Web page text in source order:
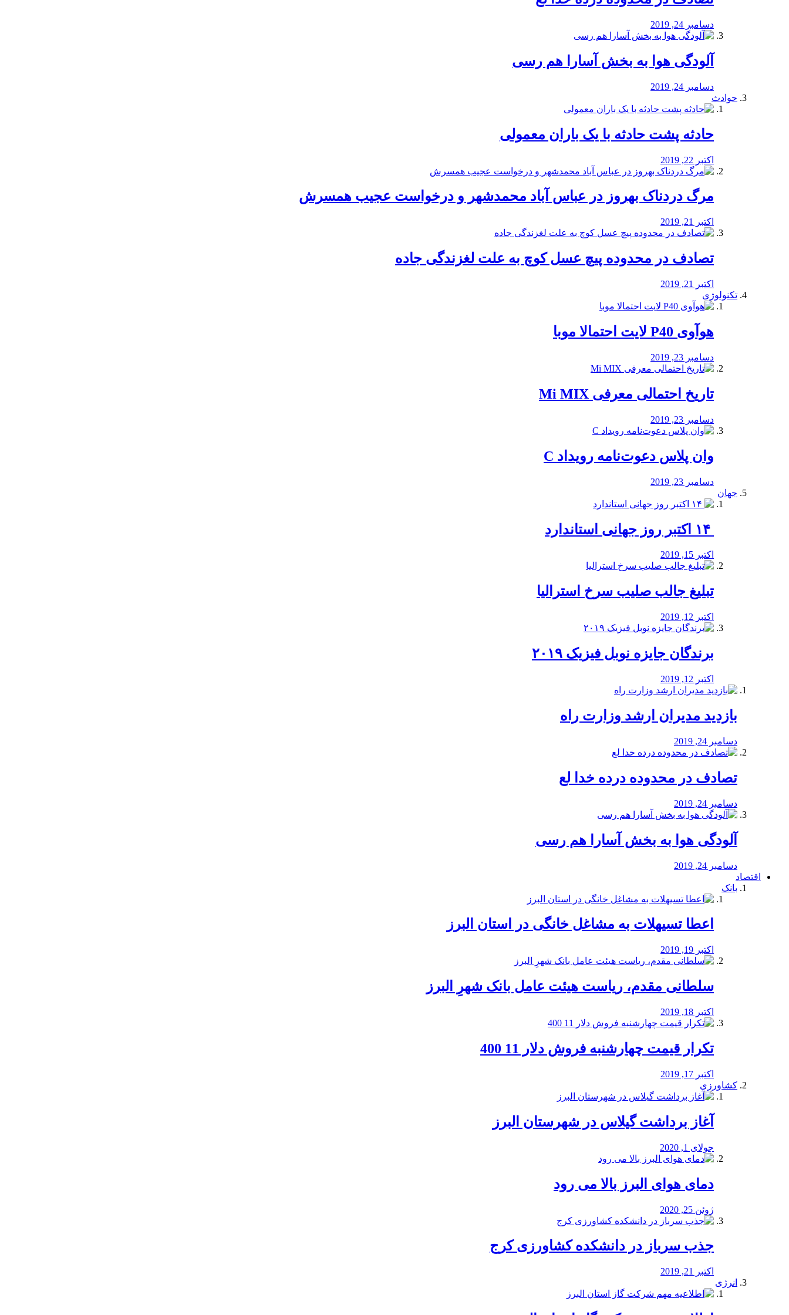
دسامبر 24, 2019
آلودگی هوا به بخش آسارا هم رسی
دسامبر 24, 2019
حوادث
️حادثه پشت حادثه با یک باران معمولی
اکتبر 22, 2019
مرگ دردناک بهروز در عباس آباد محمدشهر و درخواست عجیب همسرش
اکتبر 21, 2019
تصادف در محدوده پیچ عسل کوچ به علت لغزندگی جاده
اکتبر 21, 2019
تکنولوژی
هوآوی P40 لایت احتمالا موبا
دسامبر 23, 2019
تاریخ احتمالی معرفی Mi MIX
دسامبر 23, 2019
وان پلاس دعوت‌نامه رویداد C
دسامبر 23, 2019
جهان
اکتبر 15, 2019
تبلیغ جالب صلیب سرخ استرالیا
اکتبر 12, 2019
برندگان جایزه نوبل فیزیک ۲۰۱۹
اکتبر 12, 2019
بازدید مدیران ارشد وزارت راه
دسامبر 24, 2019
تصادف در محدوده درده خدا لع
دسامبر 24, 2019
آلودگی هوا به بخش آسارا هم رسی
دسامبر 24, 2019
اقتصاد
بانک
️اعطا تسیهلات به مشاغل خانگی در استان البرز
اکتبر 19, 2019
سلطانی مقدم، ریاست هیئت عامل بانک شهرِ البرز
اکتبر 18, 2019
تکرار قیمت چهارشنبه فروش دلار 11 400
اکتبر 17, 2019
کشاورزی
آغاز برداشت گیلاس در شهرستان البرز
جولای 1, 2020
دمای هوای البرز بالا می رود
ژوئن 25, 2020
جذب سرباز در دانشکده کشاورزی کرج
اکتبر 21, 2019
انرژی